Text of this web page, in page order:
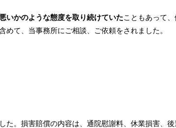
いかのような態度を取り続けていたこともあって
て、当事務所にご相談、ご依頼をされました。
た。損害賠償の内容は、通院慰謝料、休業損害、
に努力して
乗り越えることはできなかった
り感じております。
法律的なご知見はもちろんのこと